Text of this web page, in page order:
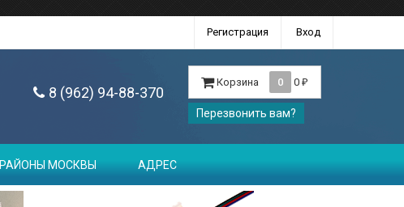
Регистрация Вход
8 (962) 94-88-370
Корзина 0 0 ₽
Перезвонить вам?
РАЙОНЫ МОСКВЫ АДРЕС